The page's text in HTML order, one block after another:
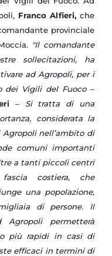
Franco Alfieri, che
provinciale
"Il comandante
sollecitazioni, ha
ad Agropoli, per i
dei Vigili del Fuoco–
– Si tratta di una
considerata la
nell’ambito di
comuni importanti
a tanti piccoli centri
costiera, che
una popolazione,
di persone. Il
permetterà
più rapidi in casi di
efficaci in termini di